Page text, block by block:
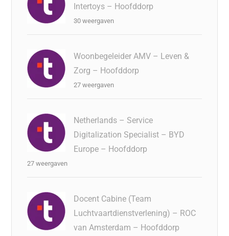
Intertoys – Hoofddorp
30 weergaven
Woonbegeleider AMV – Leven &
Zorg – Hoofddorp
27 weergaven
Netherlands – Service
Digitalization Specialist – BYD
Europe – Hoofddorp
27 weergaven
Docent Cabine (Team
Luchtvaartdienstverlening) – ROC
van Amsterdam – Hoofddorp